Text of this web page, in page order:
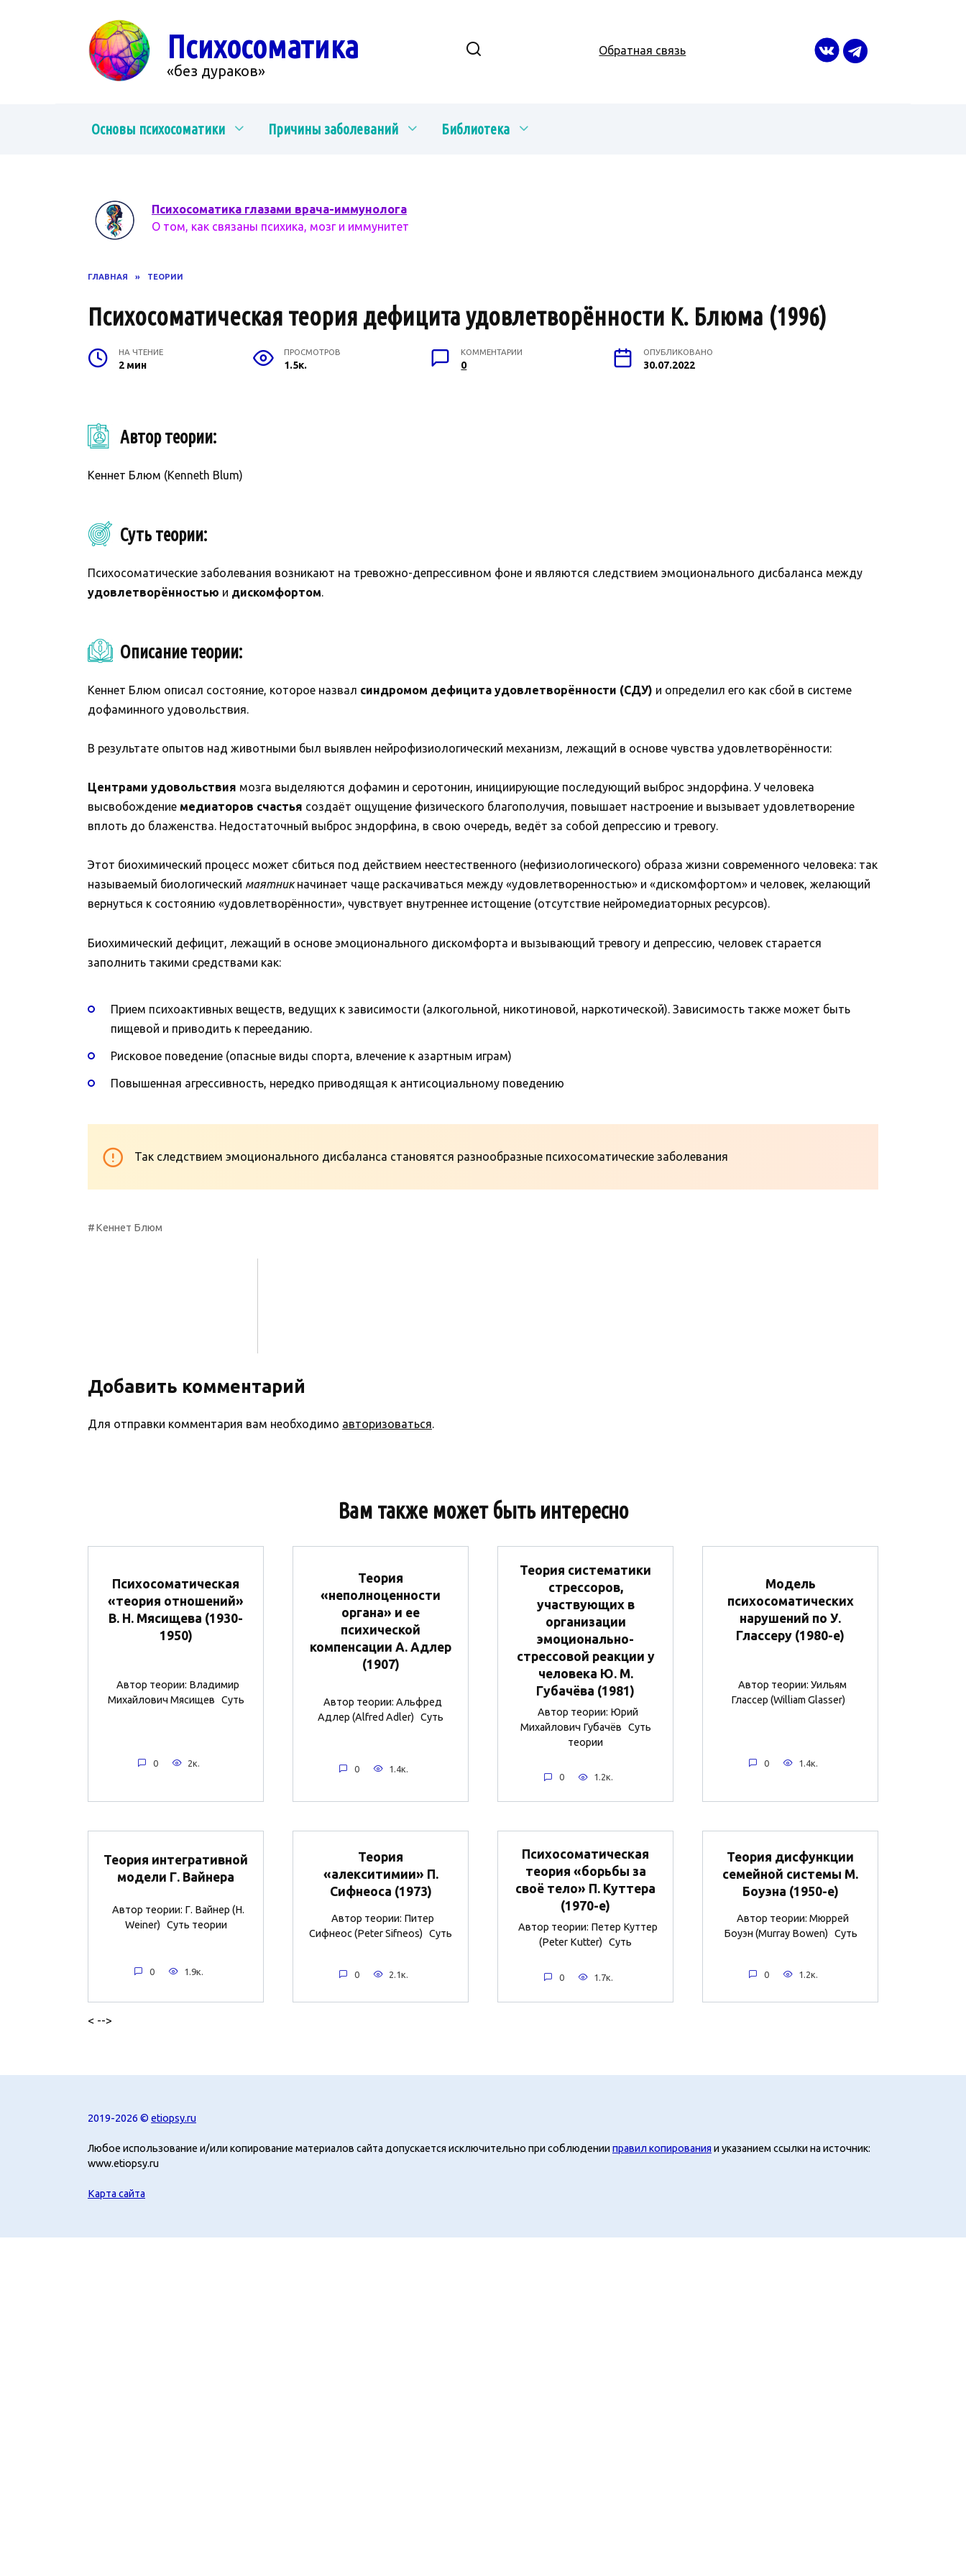
Психосоматика
«без дураков»
Обратная связь
Основы психосоматики Причины заболеваний Библиотека
Психосоматика глазами врача-иммунолога
О том, как связаны психика, мозг и иммунитет
ГЛАВНАЯ » ТЕОРИИ
Психосоматическая теория дефицита удовлетворённости К. Блюма (1996)
НА ЧТЕНИЕ
2 мин
ПРОСМОТРОВ
1.5к.
КОММЕНТАРИИ
0
ОПУБЛИКОВАНО
30.07.2022
Автор теории:
Кеннет Блюм (Kenneth Blum)
Суть теории:
Психосоматические заболевания возникают на тревожно-депрессивном фоне и являются следствием эмоционального дисбаланса между
удовлетворённостью и дискомфортом.
Описание теории:
Кеннет Блюм описал состояние, которое назвал синдромом дефицита удовлетворённости (СДУ) и определил его как сбой в системе
дофаминного удовольствия.
В результате опытов над животными был выявлен нейрофизиологический механизм, лежащий в основе чувства удовлетворённости:
Центрами удовольствия мозга выделяются дофамин и серотонин, инициирующие последующий выброс эндорфина. У человека
высвобождение медиаторов счастья создаёт ощущение физического благополучия, повышает настроение и вызывает удовлетворение
вплоть до блаженства. Недостаточный выброс эндорфина, в свою очередь, ведёт за собой депрессию и тревогу.
Этот биохимический процесс может сбиться под действием неестественного (нефизиологического) образа жизни современного человека: так
называемый биологический маятникначинает чаще раскачиваться между «удовлетворенностью» и «дискомфортом» и человек, желающий
вернуться к состоянию «удовлетворённости», чувствует внутреннее истощение (отсутствие нейромедиаторных ресурсов).
Биохимический дефицит, лежащий в основе эмоционального дискомфорта и вызывающий тревогу и депрессию, человек старается
заполнить такими средствами как:
Прием психоактивных веществ, ведущих к зависимости (алкогольной, никотиновой, наркотической). Зависимость также может быть
пищевой и приводить к перееданию.
Рисковое поведение (опасные виды спорта, влечение к азартным играм)
Повышенная агрессивность, нередко приводящая к антисоциальному поведению
Так следствием эмоционального дисбаланса становятся разнообразные психосоматические заболевания
Кеннет Блюм
Добавить комментарий
Для отправки комментария вам необходимо авторизоваться.
Вам также может быть интересно
Психосоматическая
«теория отношений»
В. Н. Мясищева (1930-
1950)
Автор теории: Владимир
Михайлович Мясищев Суть
0 2к.
Теория
«неполноценности
органа» и ее
психической
компенсации А. Адлер
(1907)
Автор теории: Альфред
Адлер (Alfred Adler) Суть
0 1.4к.
Теория систематики
стрессоров,
участвующих в
организации
эмоционально-
стрессовой реакции у
человека Ю. М.
Губачёва (1981)
Автор теории: Юрий
Михайлович Губачёв Суть
теории
0 1.2к.
Модель
психосоматических
нарушений по У.
Глассеру (1980-е)
Автор теории: Уильям
Глассер (William Glasser)
0 1.4к.
Теория интегративной
модели Г. Вайнера
Автор теории: Г. Вайнер (H.
Weiner) Суть теории
0 1.9к.
Теория
«алекситимии» П.
Сифнеоса (1973)
Автор теории: Питер
Сифнеос (Peter Sifneos) Суть
0 2.1к.
Психосоматическая
теория «борьбы за
своё тело» П. Куттера
(1970-е)
Автор теории: Петер Куттер
(Peter Kutter) Суть
0 1.7к.
Теория дисфункции
семейной системы М.
Боуэна (1950-е)
Автор теории: Мюррей
Боуэн (Murray Bowen) Суть
0 1.2к.
< -->
2019-2026 © etiopsy.ru
Любое использование и/или копирование материалов сайта допускается исключительно при соблюденииправил копирования и указанием ссылки на источник:
www.etiopsy.ru
Карта сайта